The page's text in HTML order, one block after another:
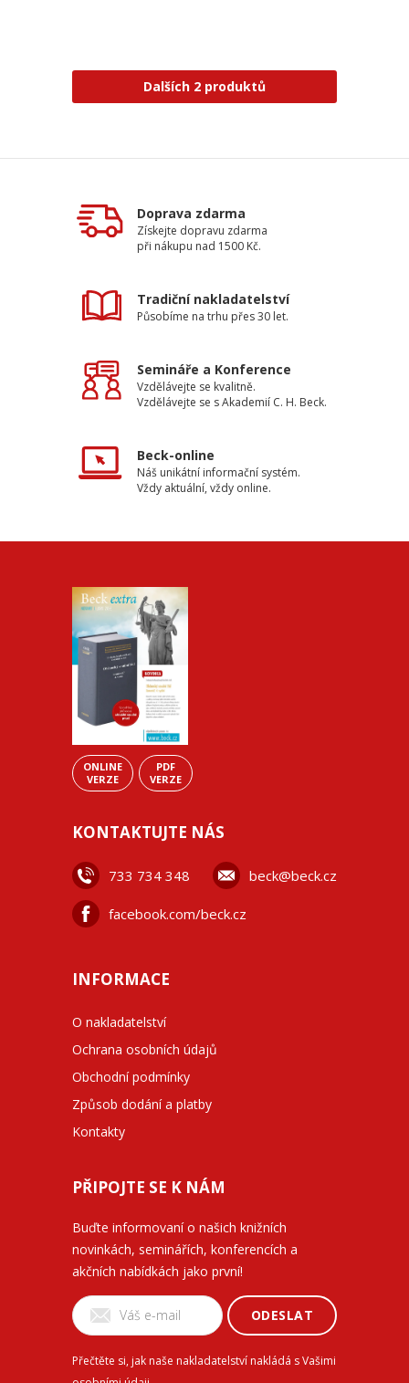
Dalších 2 produktů
Doprava zdarma
Získejte dopravu zdarma
při nákupu nad 1500 Kč.
Tradiční nakladatelství
Působíme na trhu přes 30 let.
Semináře a Konference
Vzdělávejte se kvalitně.
Vzdělávejte se s Akademií C. H. Beck.
Beck-online
Náš unikátní informační systém.
Vždy aktuální, vždy online.
ONLINE
VERZE
PDF
VERZE
KONTAKTUJTE NÁS
733 734 348 beck@beck.cz
facebook.com/beck.cz
INFORMACE
O nakladatelství
Ochrana osobních údajů
Obchodní podmínky
Způsob dodání a platby
Kontakty
PŘIPOJTE SE K NÁM
Buďte informovaní o našich knižních
novinkách, seminářích, konferencích a
akčních nabídkách jako první!
ODESLAT
Přečtěte si, jak naše nakladatelství nakládá s Vašimi